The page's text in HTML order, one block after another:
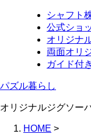
シャフト
公式ショ
オリジナ
両面オリ
ガイド付
パズル暮らし
オリジナルジグソー
HOME >